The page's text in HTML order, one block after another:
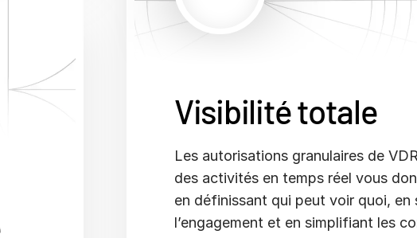
Visibilité totale
Les autorisations granulaires de
des activités en temps réel vous
en définissant qui peut voir quoi, en
l’engagement et en simplifiant les